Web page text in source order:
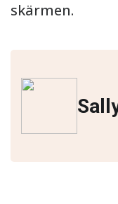
skärmen.